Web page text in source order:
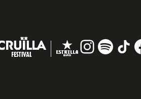
Instagram
#